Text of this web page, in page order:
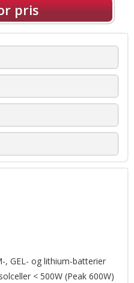
pris
, GEL- og lithium-batterier
< 500W (Peak 600W)